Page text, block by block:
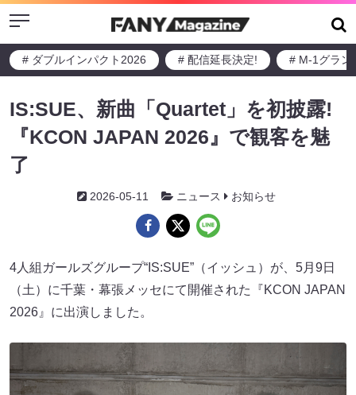
Menu
# ダブルインパクト2026 # 配信延長決定! # M-1グラン
IS:SUE、新曲「Quartet」を初披露!
『KCON JAPAN 2026』で観客を魅
了
2026-05-11 ニュース お知らせ
4人組ガールズグループ“IS:SUE”（イッシュ）が、5月9日
（土）に千葉・幕張メッセにて開催された『KCON JAPAN
2026』に出演しました。